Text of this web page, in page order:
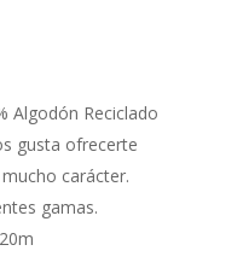
Algodón Reciclado
gusta ofrecerte
carácter.
gamas.